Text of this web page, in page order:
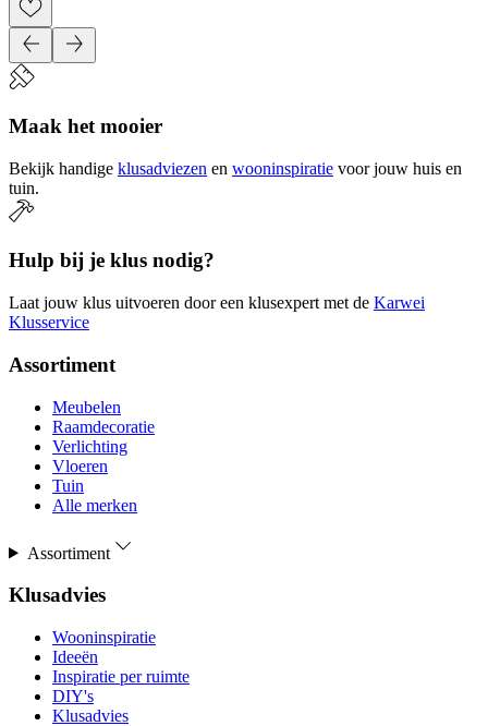
Maak het mooier
Bekijk handige klusadviezen en wooninspiratie voor jouw huis en
tuin.
Hulp bij je klus nodig?
Laat jouw klus uitvoeren door een klusexpert met de Karwei
Klusservice
Assortiment
Meubelen
Raamdecoratie
Verlichting
Vloeren
Tuin
Alle merken
Assortiment
Klusadvies
Wooninspiratie
Ideeën
Inspiratie per ruimte
DIY's
Klusadvies